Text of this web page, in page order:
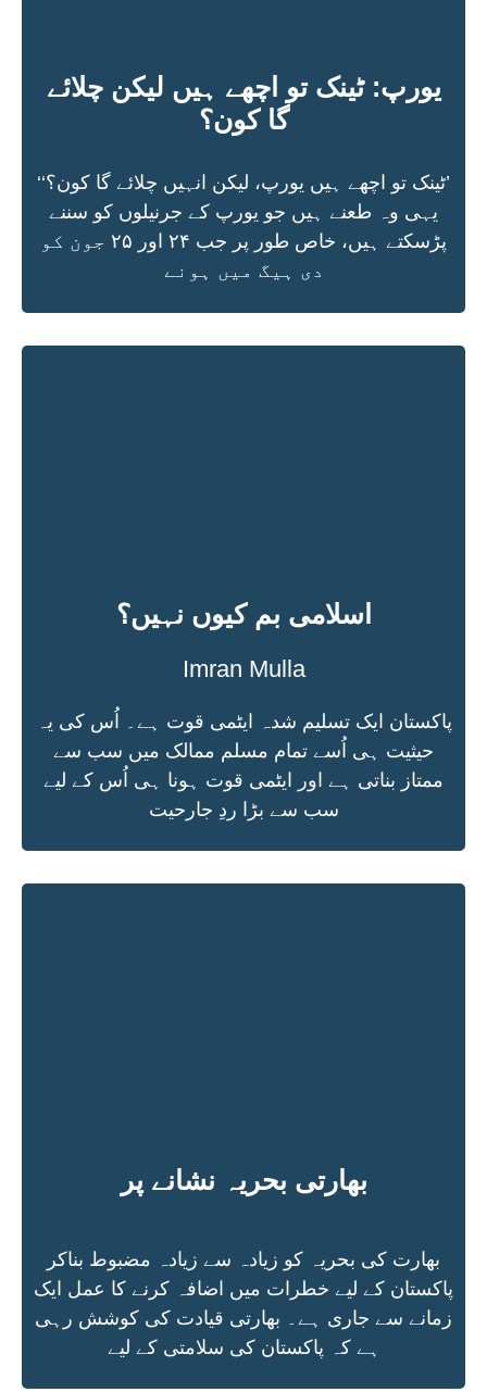
یورپ: ٹینک تو اچھے ہیں لیکن چلائے
گا کون؟
’ٹینک تو اچھے ہیں یورپ، لیکن انہیں چلائے گا کون؟‘‘
یہی وہ طعنے ہیں جو یورپ کے جرنیلوں کو سننے
پڑسکتے ہیں، خاص طور پر جب ۲۴ اور ۲۵ جون کو
دی ہیگ میں ہونے
اسلامی بم کیوں نہیں؟
Imran Mulla
پاکستان ایک تسلیم شدہ ایٹمی قوت ہے۔ اُس کی یہ
حیثیت ہی اُسے تمام مسلم ممالک میں سب سے
ممتاز بناتی ہے اور ایٹمی قوت ہونا ہی اُس کے لیے
سب سے بڑا ردِ جارحیت
بھارتی بحریہ نشانے پر
بھارت کی بحریہ کو زیادہ سے زیادہ مضبوط بناکر
پاکستان کے لیے خطرات میں اضافہ کرنے کا عمل ایک
زمانے سے جاری ہے۔ بھارتی قیادت کی کوشش رہی
ہے کہ پاکستان کی سلامتی کے لیے